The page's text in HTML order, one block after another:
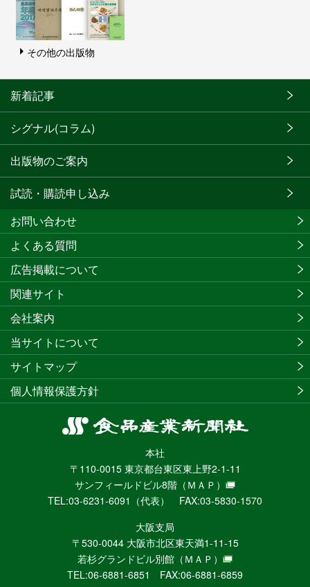
その他の出版物
新着記事
シグナル(コラム)
出版物のご案内
試読・購読申し込み
食
産
業
新
聞
社
ニ
ュ
ー
本社
〒110-0015 東京都台東区東上野2-1-11
サンフィールドビル8階 （ＭＡＰ）
TEL:03-6231-6091（代表） FAX:03-5830-1570
大阪支局
〒530-0044 大阪市北区東天満1-11-15
若杉グランドビル別館 （ＭＡＰ）
TEL:06-6881-6851 FAX:06-6881-6859
お問い合わせ
よくある質問
広告掲載について
関連サイト
会社案内
当サイトについて
サイトマップ
個人情報保護方針